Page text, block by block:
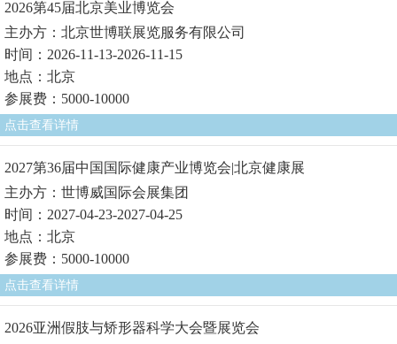
2026第45届北京美业博览会
主办方：北京世博联展览服务有限公司
时间：2026-11-13-2026-11-15
地点：北京
参展费：5000-10000
点击查看详情
2027第36届中国国际健康产业博览会|北京健康展
主办方：世博威国际会展集团
时间：2027-04-23-2027-04-25
地点：北京
参展费：5000-10000
点击查看详情
2026亚洲假肢与矫形器科学大会暨展览会